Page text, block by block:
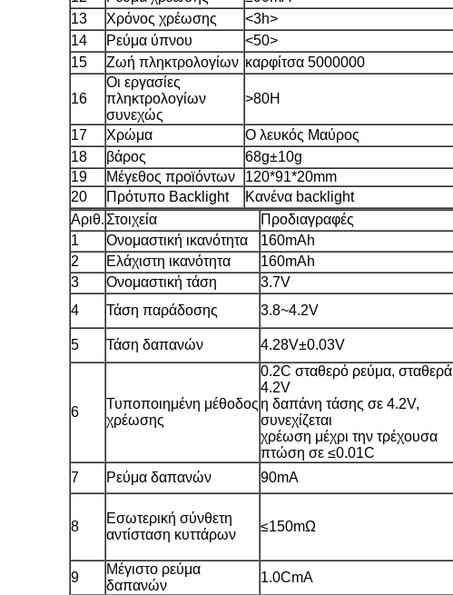
13
Χρόνος χρέωσης
<3h>
14
Ρεύμα ύπνου
<50>
15
Ζωή πληκτρολογίων καρφίτσα 5000000
16
Οι εργασίες
πληκτρολογίων
συνεχώς
>80H
17 Χρώμα
Ο λευκός Μαύρος
18
βάρος
68g±10g
19
Μέγεθος προϊόντων
120*91*20mm
20
Πρότυπο Backlight Κανένα backlight
Αριθ. Στοιχεία Προδιαγραφές
1
Ονομαστική ικανότητα 160mAh
2 Ελάχιστη ικανότητα
160mAh
3
Ονομαστική τάση 3.7V
4
Τάση παράδοσης 3.8~4.2V
5
Τάση δαπανών 4.28V±0.03V
6
Τυποποιημένη μέθοδος
χρέωσης
0.2C σταθερό ρεύμα, σταθερά
4.2V
η δαπάνη τάσης σε 4.2V,
συνεχίζεται
χρέωση μέχρι την τρέχουσα
πτώση σε ≤0.01C
7 Ρεύμα δαπανών 90mA
8
Εσωτερική σύνθετη
αντίσταση κυττάρων
≤150mΩ
9
Μέγιστο ρεύμα
δαπανών
1.0CmA